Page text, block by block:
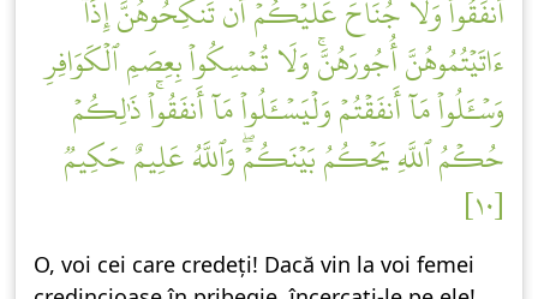
أَنفَقُواْۚ وَلَا جُنَاحَ عَلَيۡكُمۡ أَن تَنكِحُوهُنَّ إِذَآ
ءَاتَيۡتُمُوهُنَّ أُجُورَهُنَّۚ وَلَا تُمۡسِكُواْ بِعِصَمِ ٱلۡكَوَافِرِ
وَسۡـَٔلُواْ مَآ أَنفَقۡتُمۡ وَلۡيَسۡـَٔلُواْ مَآ أَنفَقُواْۚ ذَٰلِكُمۡ
حُكۡمُ ٱللَّهِ يَحۡكُمُ بَيۡنَكُمۡۖ وَٱللَّهُ عَلِيمٌ حَكِيمٞ
[١٠]
O, voi cei care credeți! Dacă vin la voi femei